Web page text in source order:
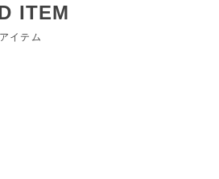
ITEM
イテム